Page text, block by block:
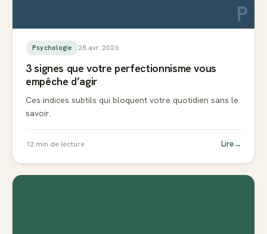
P
Psychologie 28 avr. 2026
3 signes que votre perfectionnisme vous
empêche d’agir
Ces indices subtils qui bloquent votre quotidien sans le
savoir.
12 min de lecture Lire→